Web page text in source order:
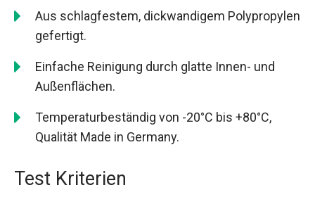
Aus schlagfestem, dickwandigem Polypropylen
gefertigt.
Einfache Reinigung durch glatte Innen- und
Außenflächen.
Temperaturbeständig von -20°C bis +80°C,
Qualität Made in Germany.
Test Kriterien